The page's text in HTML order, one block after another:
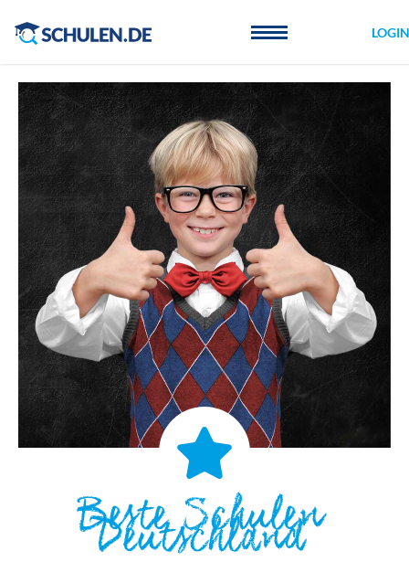
LOGIN
Beste Schulen
Deutschland